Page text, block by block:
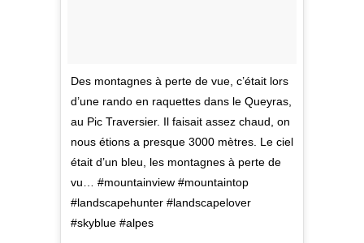
Des montagnes à perte de vue, c’était lors
d’une rando en raquettes dans le Queyras,
au Pic Traversier. Il faisait assez chaud, on
nous étions a presque 3000 mètres. Le ciel
était d’un bleu, les montagnes à perte de
vu… #mountainview #mountaintop
#landscapehunter #landscapelover
#skyblue #alpes